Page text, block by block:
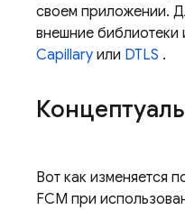
своем приложении.
внешние библиотеки
Capillary или DTLS .
Вот как изменяется
FCM при